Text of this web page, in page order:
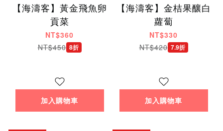
【海濤客】黃金飛魚卵
貢菜
NT$360
NT$450 8折
加入購物車
【海濤客】金桔果釀白
蘿蔔
NT$330
NT$420 7.9折
加入購物車